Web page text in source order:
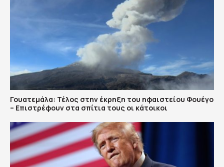
Γουατεμάλα: Τέλος στην έκρηξη του ηφαιστείου Φουέγο
– Επιστρέφουν στα σπίτια τους οι κάτοικοι